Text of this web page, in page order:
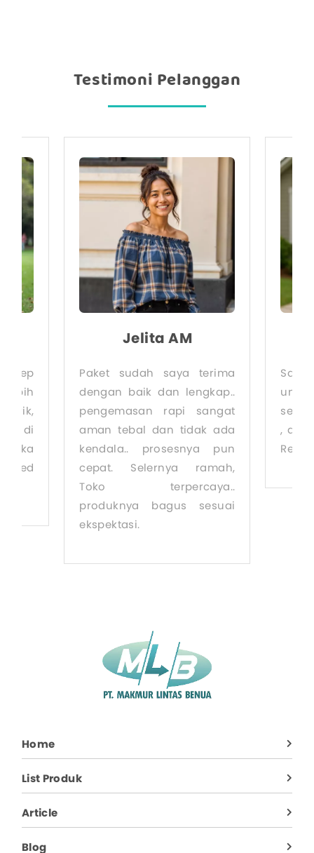
Testimoni Pelanggan
di
Jelita AM
Paket sudah saya terima
dengan baik dan lengkap..
pengemasan rapi sangat
aman tebal dan tidak ada
kendala.. prosesnya pun
cepat. Selernya ramah,
Toko terpercaya..
produknya bagus sesuai
ekspektasi.
,
Home
List Produk
Article
Blog